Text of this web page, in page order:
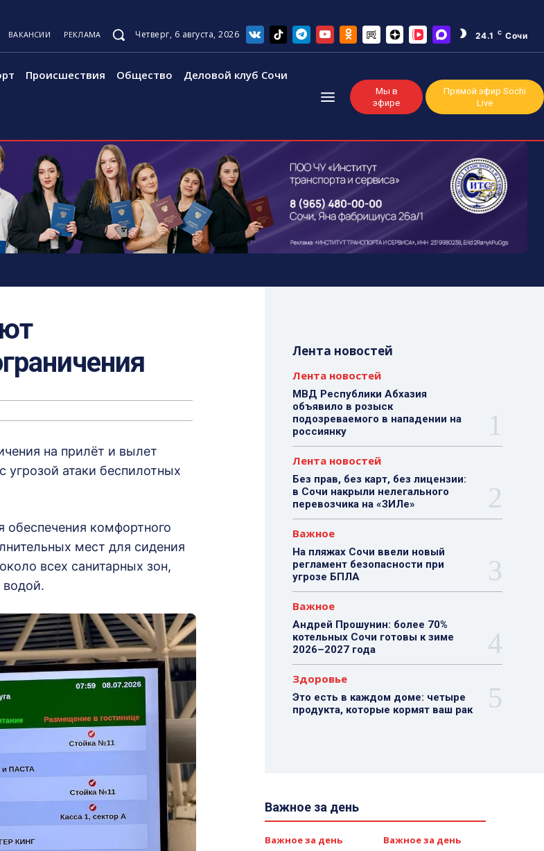
ВАКАНСИИ РЕКЛАМА Четверг, 6 августа, 2026 24.1 C Сочи
Происшествия Общество Деловой клуб Сочи
Мы в
эфире
Прямой эфир Sochi
Live
на прилёт и вылет
атаки беспилотных
комфортного
мест для сидения
всех санитарных зон,
водой.
Лента новостей
Лента новостей
МВД Республики Абхазия
объявило в розыск
подозреваемого в нападении на
россиянку
Лента новостей
Без прав, без карт, без лицензии:
в Сочи накрыли нелегального
перевозчика на «ЗИЛе»
Важное
На пляжах Сочи ввели новый
регламент безопасности при
угрозе БПЛА
Важное
Андрей Прошунин: более 70%
котельных Сочи готовы к зиме
2026–2027 года
Здоровье
Это есть в каждом доме: четыре
продукта, которые кормят ваш рак
Важное за день
Важное за день Важное за день